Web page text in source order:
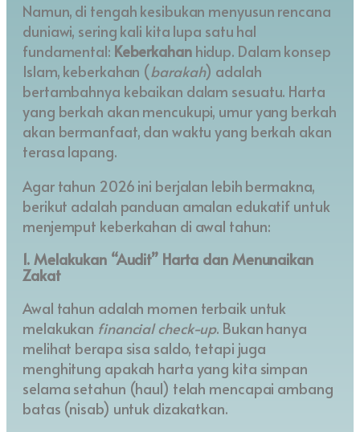
Namun, di tengah kesibukan menyusun rencana
duniawi, sering kali kita lupa satu hal
fundamental: Keberkahanhidup. Dalam konsep
Islam, keberkahan (barakah) adalah
bertambahnya kebaikan dalam sesuatu. Harta
yang berkah akan mencukupi, umur yang berkah
akan bermanfaat, dan waktu yang berkah akan
terasa lapang.
Agar tahun 2026 ini berjalan lebih bermakna,
berikut adalah panduan amalan edukatif untuk
menjemput keberkahan di awal tahun:
1. Melakukan “Audit” Harta dan Menunaikan
Zakat
Awal tahun adalah momen terbaik untuk
melakukan financial check-up. Bukan hanya
melihat berapa sisa saldo, tetapi juga
menghitung apakah harta yang kita simpan
selama setahun (haul) telah mencapai ambang
batas (nisab) untuk dizakatkan.